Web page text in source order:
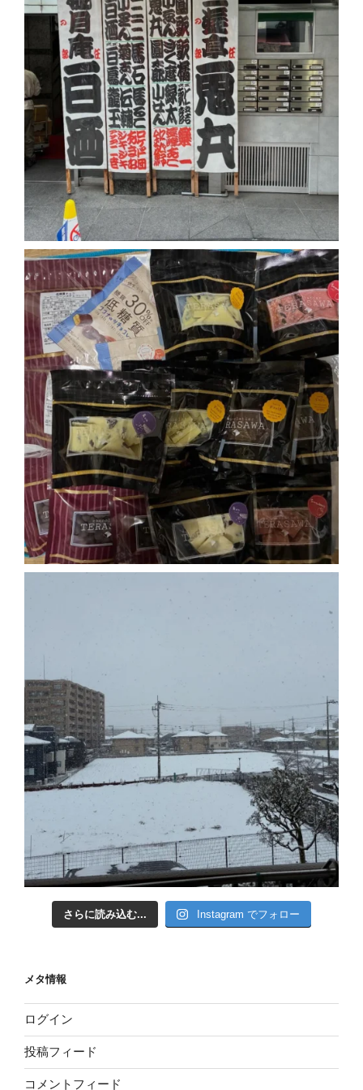
さらに読み込む... Instagram でフォロー
メタ情報
ログイン
投稿フィード
コメントフィード